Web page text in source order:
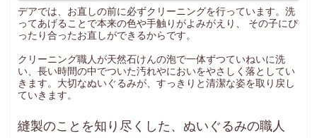
デアでは、お直しの前に必ずクリーニングを行っています。洗
ってあげることで本来の色や手触りがよみがえり、 その子にぴ
ったり合ったお直しができるからです。
クリーニング職人が天然石けんの泡で一体ずつていねいに洗
い、長い時間の中でついた汚れやにおいをやさしく落としてい
きます。大切なぬいぐるみが、すっきりと清潔な姿を取り戻し
ていきます。
縫製のことを知り尽くした、ぬいぐるみの職人